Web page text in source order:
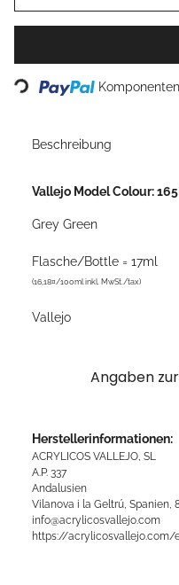
Loading...
Beschreibung
Vallejo Model Colour:
Grey Green
Flasche/Bottle = 17ml
(16,18¤/100ml inkl. MwSt./tax)
Vallejo
Angaben
Herstellerinformationen:
ACRYLICOS VALLEJO, SL
A.P. 337
Andalusien
Vilanova i la Geltrú, Spanien,
info@acrylicosvallejo.com
https://acrylicosvallejo.com/